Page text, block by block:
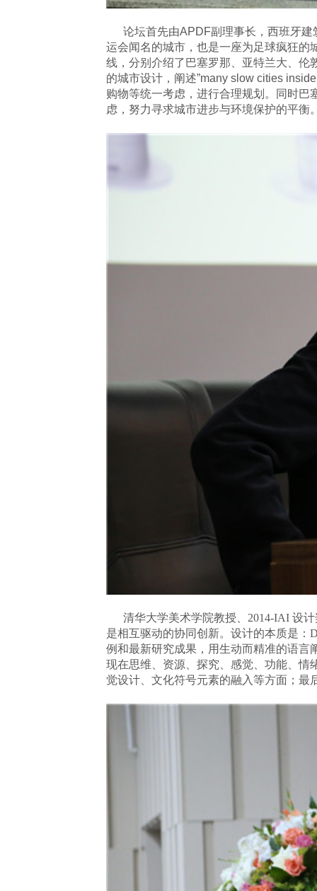
论坛首先由APDF副理事长，西班牙建
运会闻名的城市，也是一座为足球疯狂的
线，分别介绍了巴塞罗那、亚特兰大、伦
的城市设计，阐述”many slow cities
购物等统一考虑，进行合理规划。同时
虑，努力寻求城市进步与环境保护的平衡
清华大学美术学院教授、 2014-IAI 设
是相互驱动的协同创新。设计的本质是：
例和最新研究成果，用生动而精准的语言
现在思维、资源、探究、感觉、功能、情
觉设计、文化符号元素的融入等方面；最